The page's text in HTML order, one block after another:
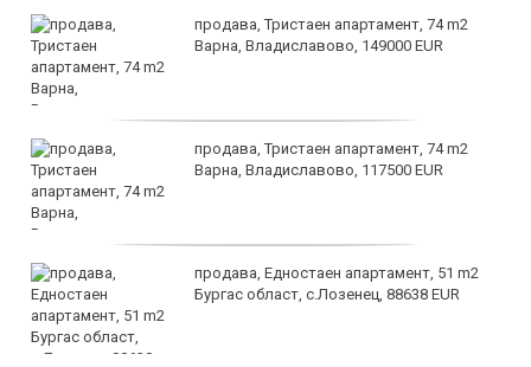
продава, Тристаен апартамент, 74 m2
Варна, Владиславово, 149000 EUR
продава, Тристаен апартамент, 74 m2
Варна, Владиславово, 117500 EUR
продава, Едностаен апартамент, 51 m2
Бургас област, с.Лозенец, 88638 EUR